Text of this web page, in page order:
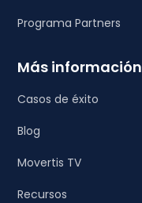
Programa Partners
Más información
Casos de éxito
Blog
Movertis TV
Recursos